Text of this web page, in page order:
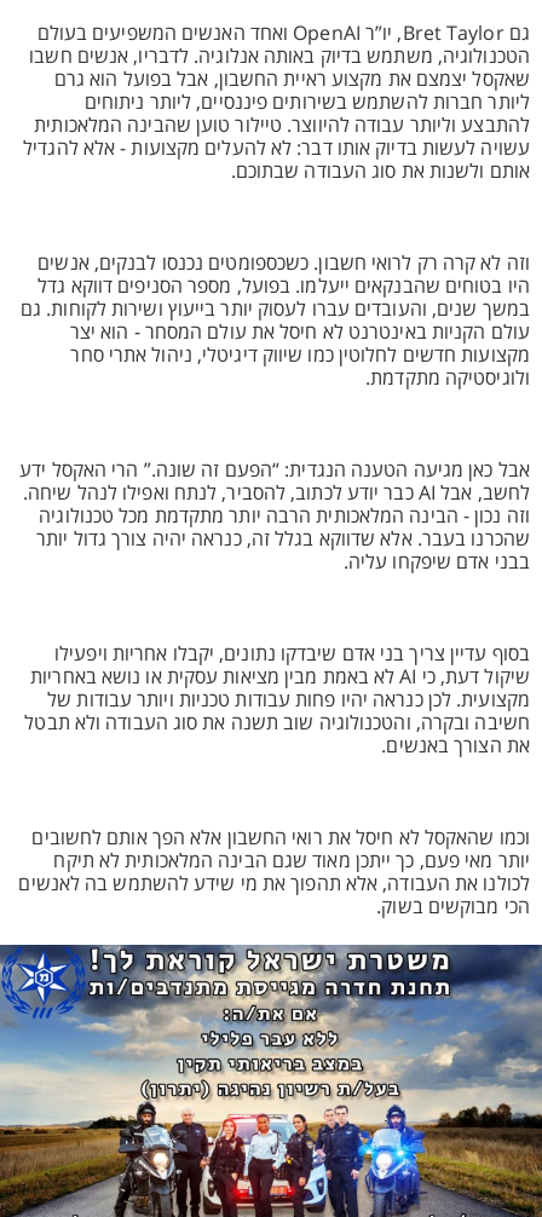
גם Bret Taylor, יו”ר OpenAI ואחד האנשים המשפיעים בעולם
הטכנולוגיה, משתמש בדיוק באותה אנלוגיה. לדבריו, אנשים חשבו
שאקסל יצמצם את מקצוע ראיית החשבון, אבל בפועל הוא גרם
ליותר חברות להשתמש בשירותים פיננסיים, ליותר ניתוחים
להתבצע וליותר עבודה להיווצר. טיילור טוען שהבינה המלאכותית
עשויה לעשות בדיוק אותו דבר: לא להעלים מקצועות - אלא להגדיל
אותם ולשנות את סוג העבודה שבתוכם.
וזה לא קרה רק לרואי חשבון. כשכספומטים נכנסו לבנקים, אנשים
היו בטוחים שהבנקאים ייעלמו. בפועל, מספר הסניפים דווקא גדל
במשך שנים, והעובדים עברו לעסוק יותר בייעוץ ושירות לקוחות. גם
עולם הקניות באינטרנט לא חיסל את עולם המסחר - הוא יצר
מקצועות חדשים לחלוטין כמו שיווק דיגיטלי, ניהול אתרי סחר
ולוגיסטיקה מתקדמת.
אבל כאן מגיעה הטענה הנגדית: “הפעם זה שונה.” הרי האקסל ידע
לחשב, אבל AI כבר יודע לכתוב, להסביר, לנתח ואפילו לנהל שיחה.
וזה נכון - הבינה המלאכותית הרבה יותר מתקדמת מכל טכנולוגיה
שהכרנו בעבר. אלא שדווקא בגלל זה, כנראה יהיה צורך גדול יותר
בבני אדם שיפקחו עליה.
בסוף עדיין צריך בני אדם שיבדקו נתונים, יקבלו אחריות ויפעילו
שיקול דעת, כי AI לא באמת מבין מציאות עסקית או נושא באחריות
מקצועית. לכן כנראה יהיו פחות עבודות טכניות ויותר עבודות של
חשיבה ובקרה, והטכנולוגיה שוב תשנה את סוג העבודה ולא תבטל
את הצורך באנשים.
וכמו שהאקסל לא חיסל את רואי החשבון אלא הפך אותם לחשובים
יותר מאי פעם, כך ייתכן מאוד שגם הבינה המלאכותית לא תיקח
לכולנו את העבודה, אלא תהפוך את מי שידע להשתמש בה לאנשים
הכי מבוקשים בשוק.